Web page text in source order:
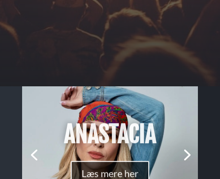
ANASTACIA
Læs mere her